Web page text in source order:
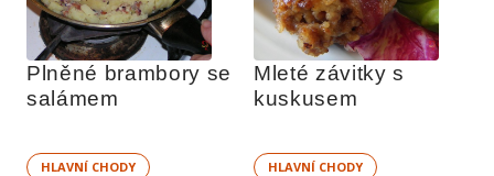
Plněné brambory se
salámem
HLAVNÍ CHODY
Mleté závitky s
kuskusem
HLAVNÍ CHODY